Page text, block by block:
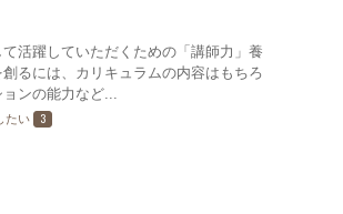
活躍していただくための「講師力」養
るには、カリキュラムの内容はもちろ
ンの能力など...
たい 3